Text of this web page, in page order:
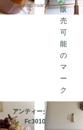
antiques ruan
アンティークテーブ
ル Fc3010